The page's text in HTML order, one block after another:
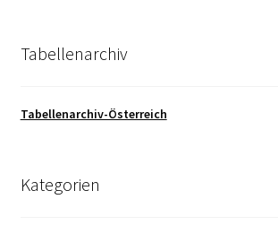
Tabellenarchiv
Tabellenarchiv-Österreich
Kategorien